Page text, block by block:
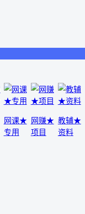
网课★
专用
网赚★
项目
教辅★
资料